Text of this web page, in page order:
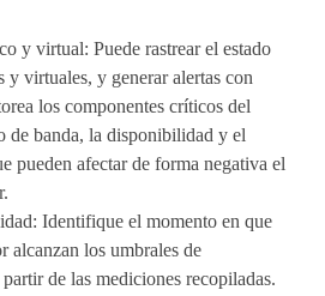
y virtual: Puede rastrear el estado
y virtuales, y generar alertas con
los componentes críticos del
de banda, la disponibilidad y el
pueden afectar de forma negativa el
Identifique el momento en que
alcanzan los umbrales de
de las mediciones recopiladas.